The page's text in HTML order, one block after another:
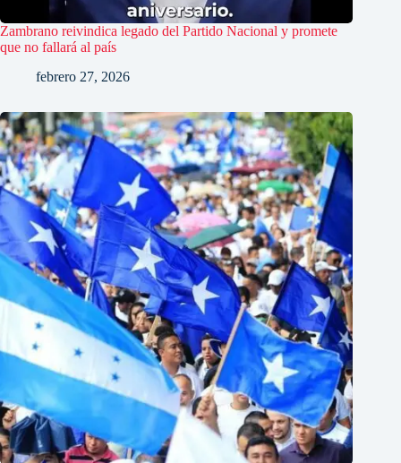
Zambrano reivindica legado del Partido Nacional y promete
que no fallará al país
febrero 27, 2026